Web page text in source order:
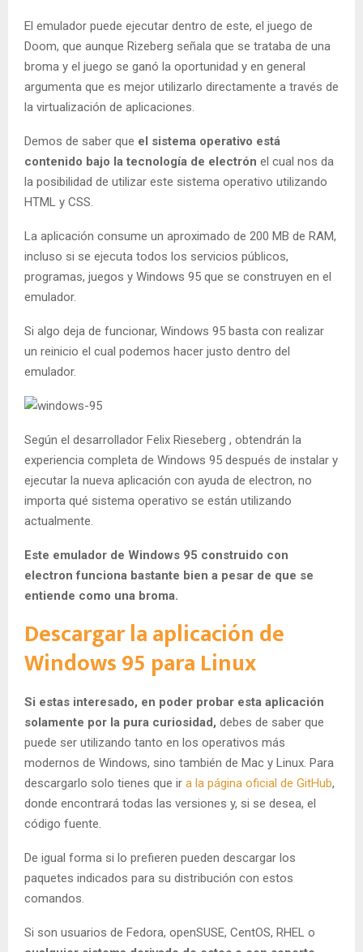
El emulador puede ejecutar dentro de este, el juego de
Doom, que aunque Rizeberg señala que se trataba de una
broma y ​​el juego se ganó la oportunidad y en general
argumenta que es mejor utilizarlo directamente a través de
la virtualización de aplicaciones.
Demos de saber que el sistema operativo está
contenido bajo la tecnología de electrón el cual nos da
la posibilidad de utilizar este sistema operativo utilizando
HTML y CSS.
La aplicación consume un aproximado de 200 MB de RAM,
incluso si se ejecuta todos los servicios públicos,
programas, juegos y Windows 95 que se construyen en el
emulador.
Si algo deja de funcionar, Windows 95 basta con realizar
un reinicio el cual podemos hacer justo dentro del
emulador.
Según el desarrollador Felix Rieseberg , obtendrán la
experiencia completa de Windows 95 después de instalar y
ejecutar la nueva aplicación con ayuda de electron, no
importa qué sistema operativo se están utilizando
actualmente.
Este emulador de Windows 95 construido con
electron funciona bastante bien a pesar de que se
entiende como una broma.
Descargar la aplicación de
Windows 95 para Linux
Si estas interesado, en poder probar esta aplicación
solamente por la pura curiosidad, debes de saber que
puede ser utilizando tanto en los operativos más
modernos de Windows, sino también de Mac y Linux. Para
descargarlo solo tienes que ir a la página oficial de GitHub,
donde encontrará todas las versiones y, si se desea, el
código fuente.
De igual forma si lo prefieren pueden descargar los
paquetes indicados para su distribución con estos
comandos.
Si son usuarios de Fedora, openSUSE, CentOS, RHEL o